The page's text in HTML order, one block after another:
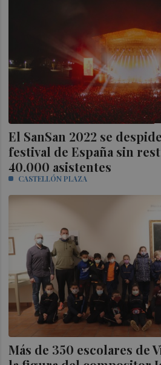
El SanSan 2022 se
festival de España sin
40.000 asistentes
CASTELLÓN PLAZA
Más de 350 escolares de